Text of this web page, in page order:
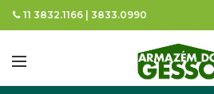
11 3832.1166 | 3833.0990